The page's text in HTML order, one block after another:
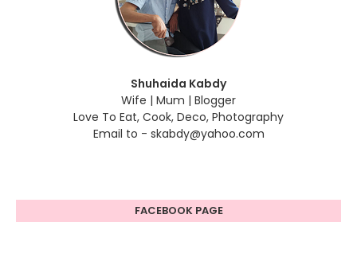
Shuhaida Kabdy
Wife | Mum | Blogger
Love To Eat, Cook, Deco, Photography
Email to - skabdy@yahoo.com
FACEBOOK PAGE